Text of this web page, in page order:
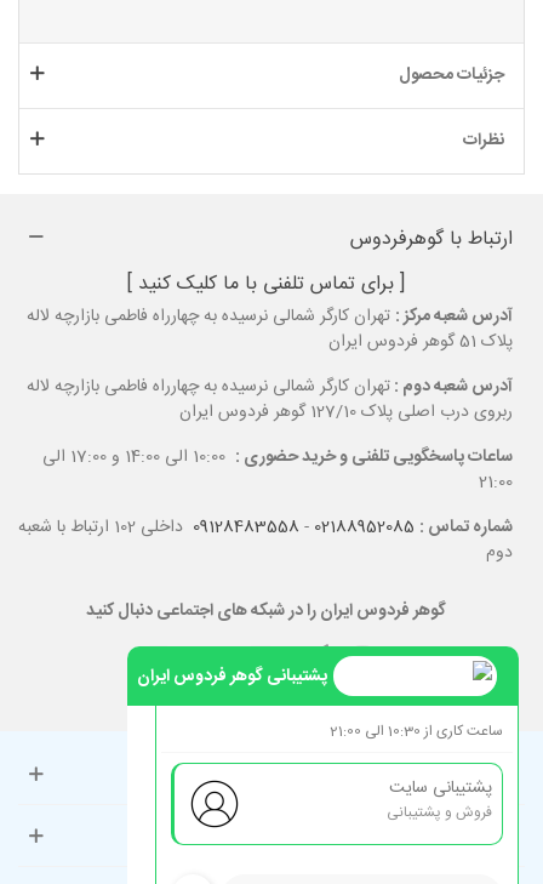
جزئیات محصول
نظرات
ارتباط با گوهرفردوس
[ برای تماس تلفنی با ما کلیک کنید ]
آدرس شعبه مرکز : تهران کارگر شمالی نرسیده به چهارراه فاطمی بازارچه لاله
پلاک 51 گوهر فردوس ایران
آدرس شعبه دوم :تهران کارگر شمالی نرسیده به چهارراه فاطمی بازارچه لاله
ربروی درب اصلی پلاک 127/10 گوهر فردوس ایران
ساعات پاسخگویی تلفنی و خرید حضوری :
10:00 الی 14:00 و 17:00 الی
21:00
شماره تماس : 02188952085
-
09128483558
داخلی 102 ارتباط با شعبه
دوم
گوهر فردوس ایران را در شبکه های اجتماعی دنبال کنید
حساب کاربری
راهنمای مشتریان
پشتیبانی گوهر فردوس ایران
ساعت کاری از 10:30 الی 21:00
پشتیبانی سایت
فروش و پشتیبانی